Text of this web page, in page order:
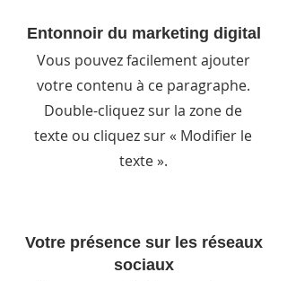
Entonnoir du marketing digital
Vous pouvez facilement ajouter
votre contenu à ce paragraphe.
Double-cliquez sur la zone de
texte ou cliquez sur « Modifier le
texte ».
Votre présence sur les réseaux
sociaux